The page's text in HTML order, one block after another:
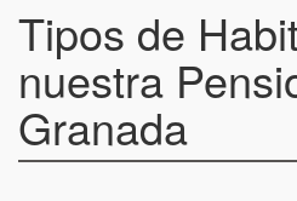
Tipos de
nuestra
Granada